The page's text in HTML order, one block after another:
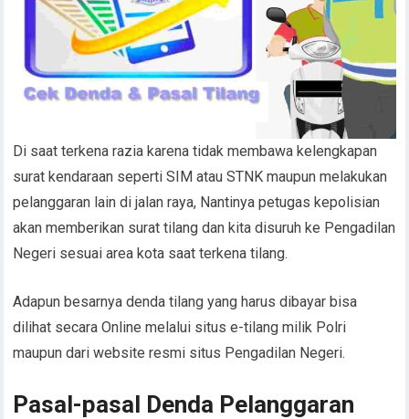
Di saat terkena razia karena tidak membawa kelengkapan
surat kendaraan seperti SIM atau STNK maupun melakukan
pelanggaran lain di jalan raya, Nantinya petugas kepolisian
akan memberikan surat tilang dan kita disuruh ke Pengadilan
Negeri sesuai area kota saat terkena tilang.
Adapun besarnya denda tilang yang harus dibayar bisa
dilihat secara Online melalui situs e-tilang milik Polri
maupun dari website resmi situs Pengadilan Negeri.
Pasal-pasal Denda Pelanggaran